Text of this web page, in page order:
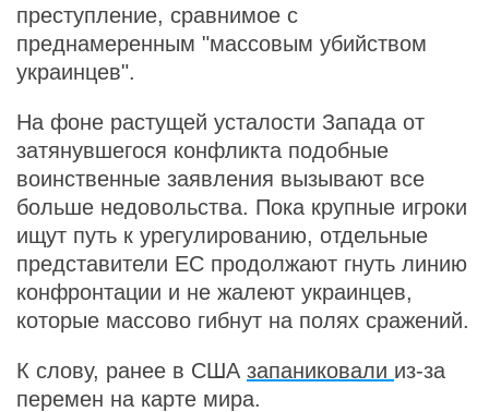
преступление, сравнимое с
преднамеренным "массовым убийством
украинцев".
На фоне растущей усталости Запада от
затянувшегося конфликта подобные
воинственные заявления вызывают все
больше недовольства. Пока крупные игроки
ищут путь к урегулированию, отдельные
представители ЕС продолжают гнуть линию
конфронтации и не жалеют украинцев,
которые массово гибнут на полях сражений.
К слову, ранее в США запаниковали из-за
перемен на карте мира.